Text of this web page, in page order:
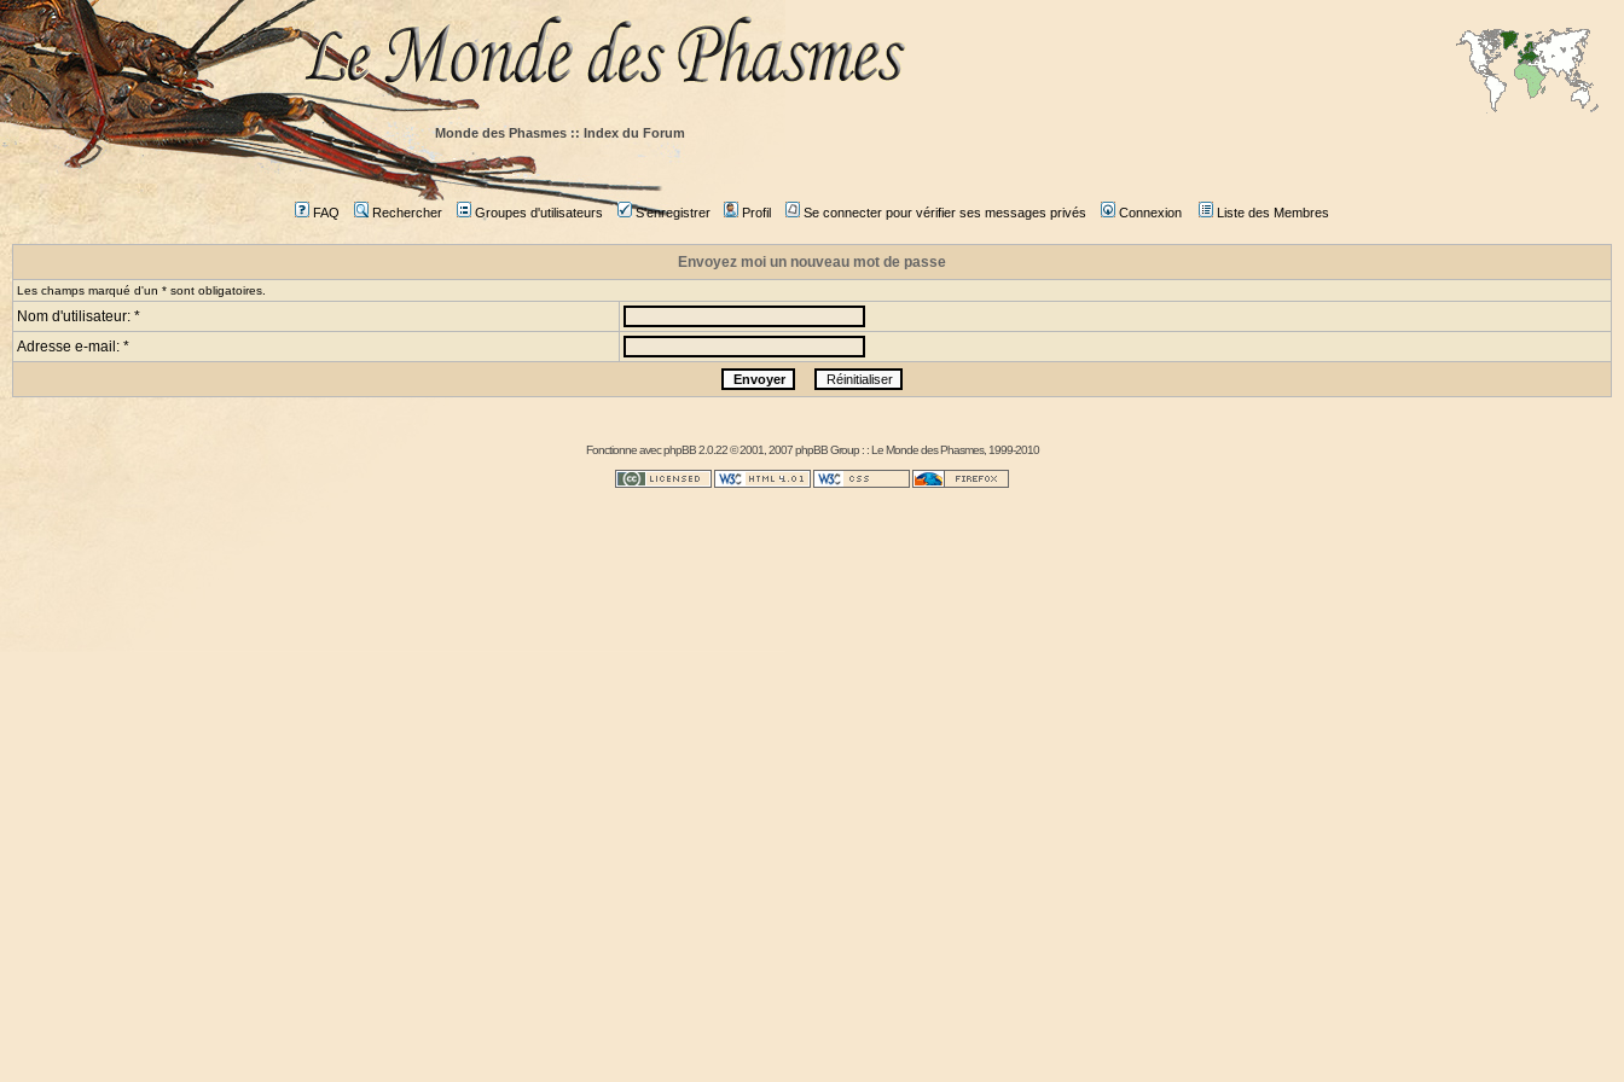
Monde des Phasmes :: Index du Forum
FAQ Rechercher Groupes d'utilisateurs S'enregistrer Profil Se connecter pour vérifier ses messages privés Connexion Liste des Membres
Envoyez moi un nouveau mot de passe
Les champs marqué d'un * sont obligatoires.
Nom d'utilisateur: *
Adresse e-mail: *
Fonctionne avecphpBB2.0.22 © 2001, 2007 phpBB Group : :Le Monde des Phasmes, 1999-2010